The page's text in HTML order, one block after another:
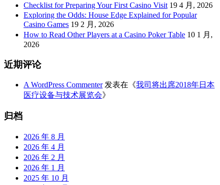
Checklist for Preparing Your First Casino Visit 19 4 月, 2026
Exploring the Odds: House Edge Explained for Popular
Casino Games 19 2 月, 2026
How to Read Other Players at a Casino Poker Table 10 1 月,
2026
近期评论
A WordPress Commenter发表在《我司将出席2018年日本
医疗设备与技术展览会》
归档
2026 年 8 月
2026 年 4 月
2026 年 2 月
2026 年 1 月
2025 年 10 月